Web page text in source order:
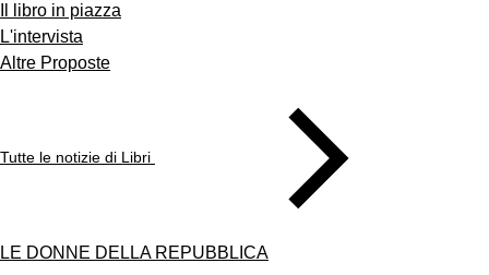
Il libro in piazza
L'intervista
Altre Proposte
Tutte le notizie di Libri
LE DONNE DELLA REPUBBLICA